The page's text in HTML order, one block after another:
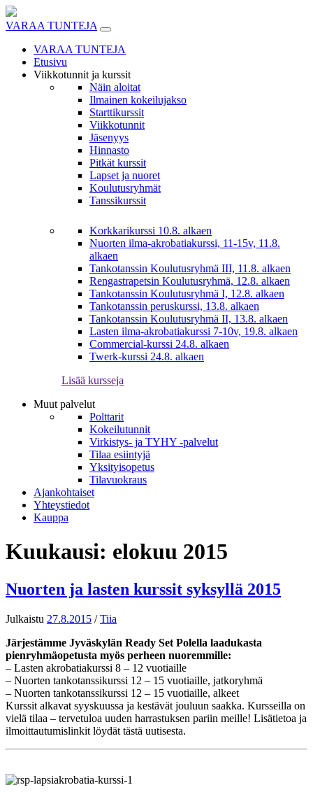
Skip
to
VARAA TUNTEJA
VARAA TUNTEJA
Etusivu
Viikkotunnit ja kurssit
Näin aloitat
Ilmainen kokeilujakso
Starttikurssit
Viikkotunnit
Jäsenyys
Hinnasto
Pitkät kurssit
Lapset ja nuoret
Koulutusryhmät
Tanssikurssit
Korkkarikurssi 10.8. alkaen
Nuorten ilma-akrobatiakurssi, 11-15v, 11.8.
alkaen
Tankotanssin Koulutusryhmä III, 11.8. alkaen
Rengastrapetsin Koulutusryhmä, 12.8. alkaen
Tankotanssin Koulutusryhmä I, 12.8. alkaen
Tankotanssin peruskurssi, 13.8. alkaen
Tankotanssin Koulutusryhmä II, 13.8. alkaen
Lasten ilma-akrobatiakurssi 7-10v, 19.8. alkaen
Commercial-kurssi 24.8. alkaen
Twerk-kurssi 24.8. alkaen
Lisää kursseja
Muut palvelut
Polttarit
Kokeilutunnit
Virkistys- ja TYHY -palvelut
Tilaa esiintyjä
Yksityisopetus
Tilavuokraus
Ajankohtaiset
Yhteystiedot
Kauppa
Kuukausi: elokuu 2015
Nuorten ja lasten kurssit syksyllä 2015
Julkaistu 27.8.2015 /Tiia
Järjestämme Jyväskylän Ready Set Polella laadukasta
pienryhmäopetusta myös perheen nuoremmille:
– Lasten akrobatiakurssi 8 – 12 vuotiaille
– Nuorten tankotanssikurssi 12 – 15 vuotiaille, jatkoryhmä
– Nuorten tankotanssikurssi 12 – 15 vuotiaille, alkeet
Kurssit alkavat syyskuussa ja kestävät jouluun saakka. Kursseilla on
vielä tilaa – tervetuloa uuden harrastuksen pariin meille! Lisätietoa ja
ilmoittautumislinkit löydät tästä uutisesta.